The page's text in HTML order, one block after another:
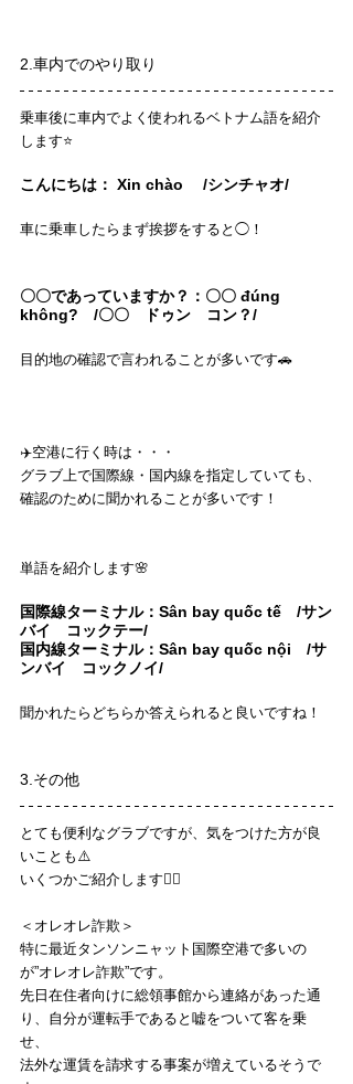
2.車内でのやり取り
乗車後に車内でよく使われるベトナム語を紹介
します⭐️
こんにちは： Xin chào 　/シンチャオ/
車に乗車したらまず挨拶をすると◯！
〇〇であっていますか？：〇〇 đúng
không?　/〇〇　ドゥン　コン？/
目的地の確認で言われることが多いです🚗
✈️空港に行く時は・・・
グラブ上で国際線・国内線を指定していても、
確認のために聞かれることが多いです！
単語を紹介します🌸
国際線ターミナル：Sân bay quốc tế　/サン
バイ　コックテー/
国内線ターミナル：Sân bay quốc nội　/サ
ンバイ　コックノイ/
聞かれたらどちらか答えられると良いですね！
3.その他
とても便利なグラブですが、気をつけた方が良
いことも⚠️
いくつかご紹介します💁‍♀️
＜オレオレ詐欺＞
特に最近タンソンニャット国際空港で多いの
が”オレオレ詐欺”です。
先日在住者向けに総領事館から連絡があった通
り、自分が運転手であると嘘をついて客を乗
せ、
法外な運賃を請求する事案が増えているそうで